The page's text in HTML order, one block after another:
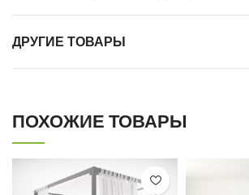
ДРУГИЕ ТОВАРЫ
ПОХОЖИЕ ТОВАРЫ